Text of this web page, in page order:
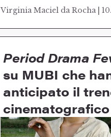
Virginia Maciel da Rocha |
Period Drama
su MUBI che
anticipato il